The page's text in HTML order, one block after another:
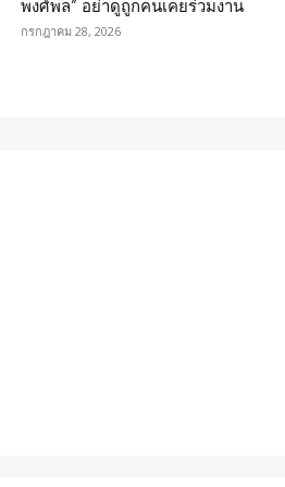
พงศ์พล” อย่าดูถูกคนเคยร่วมงาน
กรกฎาคม 28, 2026